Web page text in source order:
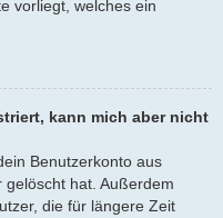
vorliegt, welches ein
kann mich aber nicht
Benutzerkonto aus
hat. Außerdem
die für längere Zeit